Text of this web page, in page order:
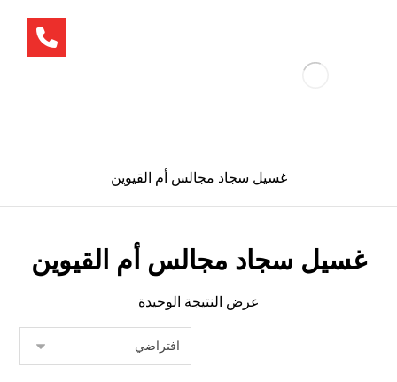
غسيل سجاد مجالس أم القيوين
غسيل سجاد مجالس أم القيوين
عرض النتيجة الوحيدة